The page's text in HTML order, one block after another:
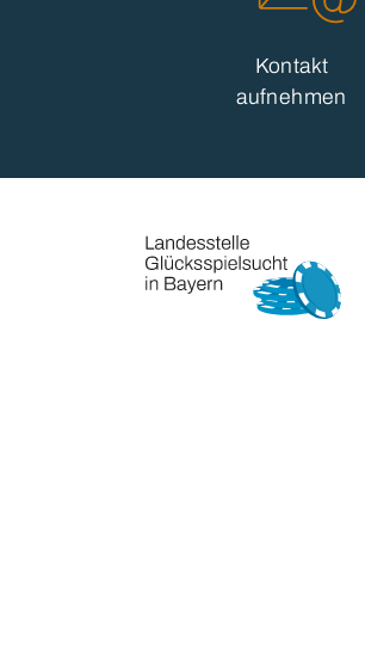
Kontakt
aufnehmen